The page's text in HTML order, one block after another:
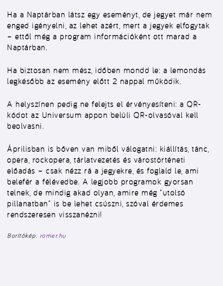
Ha a Naptárban látsz egy eseményt, de jegyet már nem
enged igényelni, az lehet azért, mert a jegyek elfogytak
– ettől még a program információként ott marad a
Naptárban.
Ha biztosan nem mész, időben mondd le: a lemondás
legkésőbb az esemény előtt 2 nappal működik.
A helyszínen pedig ne felejts el érvényesíteni: a QR-
kódot az Universum appon belüli QR-olvasóval kell
beolvasni.
Áprilisban is bőven van miből válogatni: kiállítás, tánc,
opera, rockopera, tárlatvezetés és várostörténeti
előadás – csak nézz rá a jegyekre, és foglald le, ami
belefér a félévedbe. A legjobb programok gyorsan
telnek, de mindig akad olyan, amire még “utolsó
pillanatban” is be lehet csúszni, szóval érdemes
rendszeresen visszanézni!
Borítókép: romer.hu